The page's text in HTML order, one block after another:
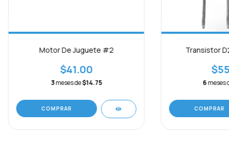
Motor De Juguete #2
$41.00
3meses de$14.75
Transistor
6meses